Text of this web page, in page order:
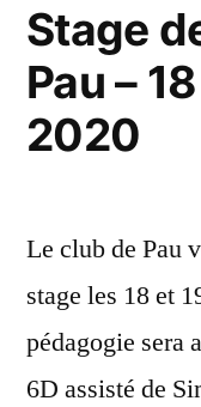
Stage
Pau –
2020
Le club de Pau
stage les 18 et
pédagogie sera
6D assisté de